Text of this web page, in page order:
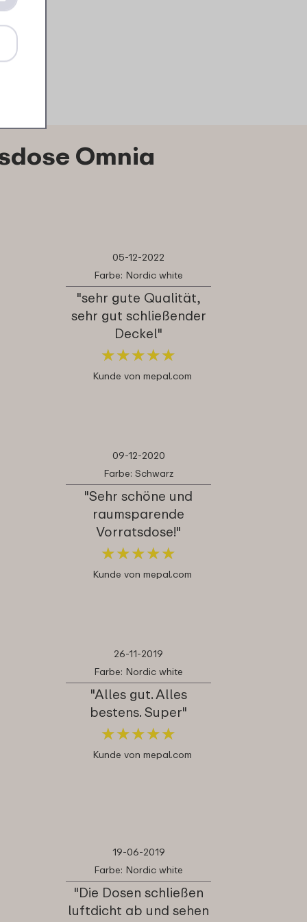
Details
Omnia
05-12-2022
Farbe: Nordic white
"sehr gute Qualität,
sehr gut schließender
Deckel"
★★★★★
★★★★★
Kunde von mepal.com
09-12-2020
Farbe: Schwarz
"Sehr schöne und
raumsparende
Vorratsdose!"
★★★★★
★★★★★
Kunde von mepal.com
26-11-2019
Farbe: Nordic white
"Alles gut. Alles
bestens. Super"
★★★★★
★★★★★
Kunde von mepal.com
19-06-2019
Farbe: Nordic white
"Die Dosen schließen
luftdicht ab und sehen